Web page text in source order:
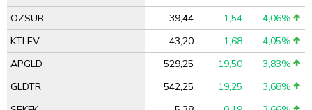
OZSUB
39,44 1,54
4,06%
KTLEV
43,20 1,68
4,05%
APGLD
529,25 19,50
3,83%
GLDTR
542,25 19,25
3,68%